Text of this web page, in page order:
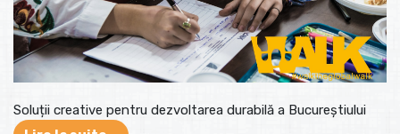
Soluții creative pentru dezvoltarea durabilă a Bucureștiului